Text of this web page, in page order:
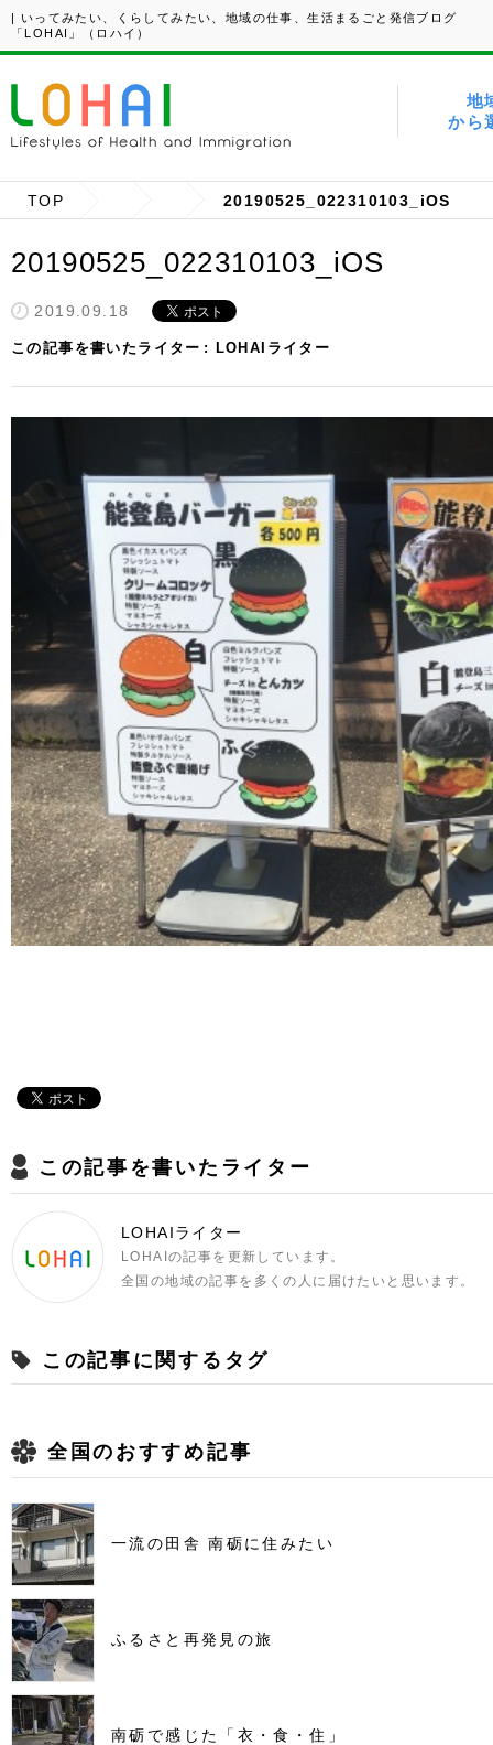
| いってみたい、くらしてみたい、地域の仕事、生活まるごと発信ブログ
「LOHAI」（ロハイ）
地
から
TOP 20190525_022310103_iOS
20190525_022310103_iOS
2019.09.18
この記事を書いたライター LOHAIライター
この記事を書いたライター
LOHAIライター
LOHAIの記事を更新しています。
全国の地域の記事を多くの人に届けたいと思います。
この記事に関するタグ
全国のおすすめ記事
一流の田舎 南砺に住みたい
ふるさと再発見の旅
南砺で感じた「衣・食・住」